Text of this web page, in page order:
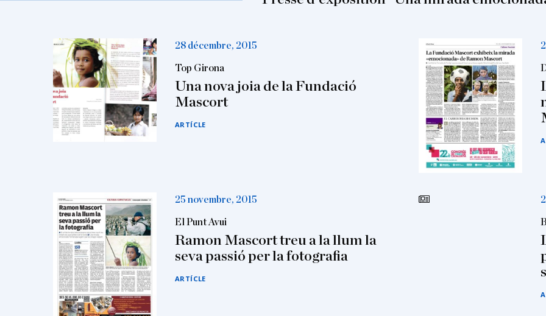
28 décembre, 2015
Top Girona
Una nova joia de la Fundació
Mascort
ARTÍCLE
25 novembre, 2015
El Punt Avui
Ramon Mascort treu a la llum la
seva passió per la fotografia
ARTÍCLE